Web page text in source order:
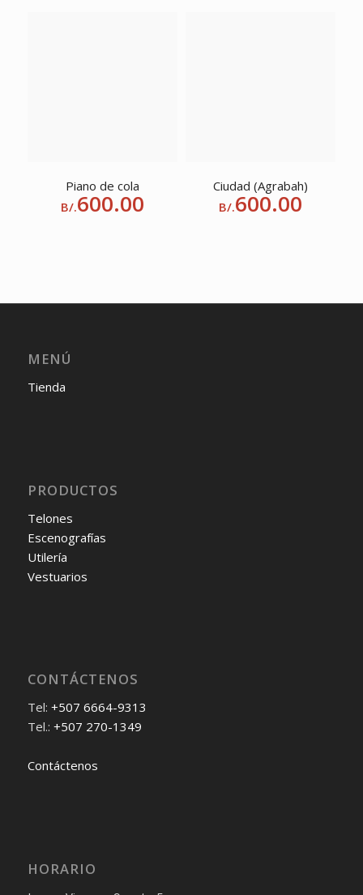
Piano de cola
B/.600.00
Ciudad (Agrabah)
B/.600.00
MENÚ
Tienda
PRODUCTOS
Telones
Escenografías
Utilería
Vestuarios
CONTÁCTENOS
Tel: +507 6664-9313
Tel.: +507 270-1349
Contáctenos
HORARIO